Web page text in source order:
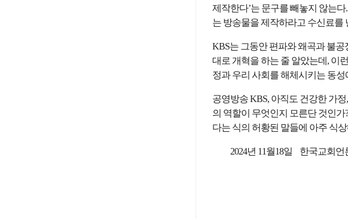
제작한다’는 문구를 빼놓지 않는
는 방송물을 제작하라고 수신료를
KBS는 그동안 편파와 왜곡과 불
대로 개혁을 하는 줄 알았는데, 이
정과 우리 사회를 해체시키는 동
공영방송 KBS, 아직도 건강한 가
의 역할이 무엇인지 모른단 것인
다는 식의 허황된 말들에 아주 식상
2024년 11월18일 한국교회언